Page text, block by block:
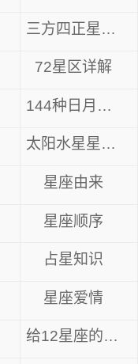
三方四正星座分析
72星区详解
144种日月星座
太阳水星星座组合
星座由来
星座顺序
占星知识
星座爱情
给12星座的14句心里话